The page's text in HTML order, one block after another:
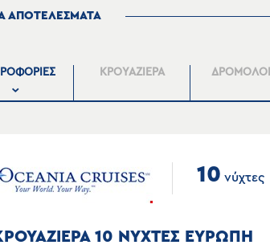
ΑΠΟΤΕΛΕΣΜΑΤΑ
ΚΡΟΥΑΖΙΕΡΑ
10 νύχτες
10 ΝΥΧΤΕΣ ΕΥΡΩΠΗ